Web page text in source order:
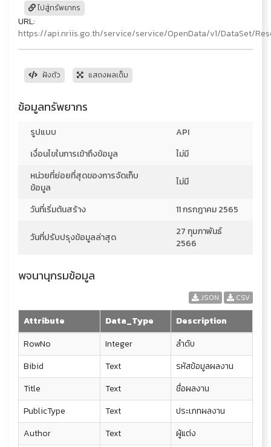
ไปสู่ทรัพยากร
URL:
https://api.nriis.go.th/service/service/OpenData/v1/DataSet/
ฝังตัว แสดงผลเต็ม
ข้อมูลทรัพยากร
รูปแบบ
API
เงื่อนไขในการเข้าถึงข้อมูล
ไม่มี
หน่วยที่ย่อยที่สุดของการจัดเก็บ
ข้อมูล
ไม่มี
วันที่เริ่มต้นสร้าง 11 กรกฎาคม 2565
วันที่ปรับปรุงข้อมูลล่าสุด
27 กุมภาพันธ์
2566
พจนานุกรมข้อมูล
JSON CSV
Attribute Data_Type
Description
RowNo
Integer
ลำดับ
Bibid
Text
รหัสข้อมูลผลงาน
Title
Text
ชื่อผลงาน
PublicType
Text
ประเภทผลงาน
Author
Text
ผู้แต่ง